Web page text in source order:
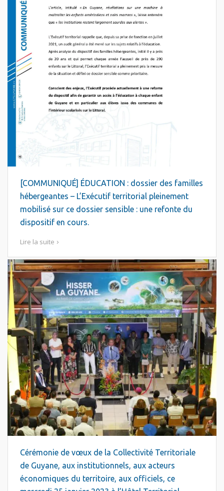
[COMMUNIQUÉ] ÉDUCATION : dossier des familles
hébergeantes – L’Exécutif territorial pleinement
mobilisé sur ce dossier sensible : une refonte du
dispositif en cours.
Lire la suite
Cérémonie de vœux de la Collectivité Territoriale
de Guyane, aux institutionnels, aux acteurs
économiques du territoire, aux officiels, ce